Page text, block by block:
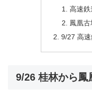
高速
鳳凰古
9/27 高
9/26 桂林から鳳